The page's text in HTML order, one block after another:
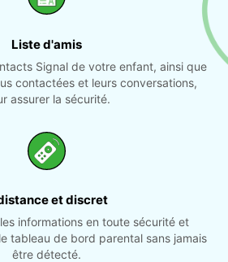
Liste d'amis
Signal de votre enfant, ainsi que
contactées et leurs conversations,
assurer la sécurité.
et discret
informations en toute sécurité et
tableau de bord parental sans jamais
être détecté.